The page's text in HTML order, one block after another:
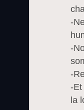
-
-
-
-Et
la